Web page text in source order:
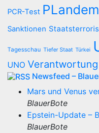
PCR-Test
Sanktionen
Tagesschau Tiefer Staat Türkei
UNO Verantwortung
Newsfeed –
Mars und Venus
BlauerBote
Epstein-Update –
BlauerBote